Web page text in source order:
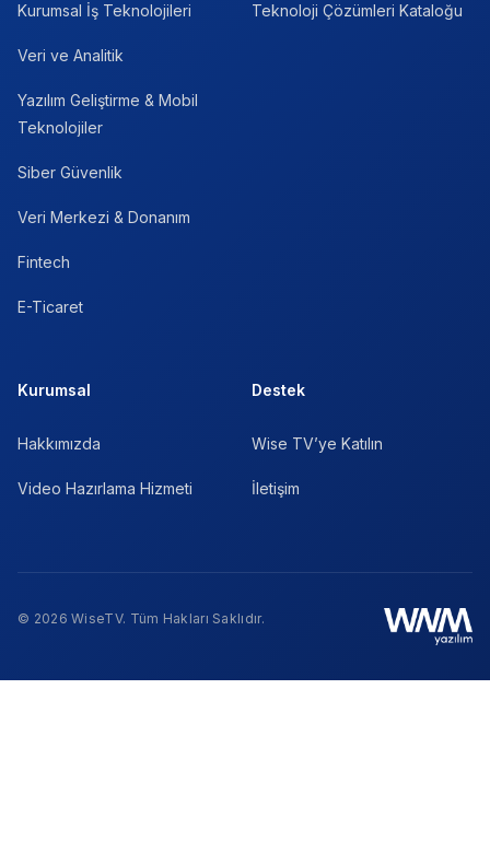
Kurumsal İş Teknolojileri
Veri ve Analitik
Yazılım Geliştirme & Mobil
Teknolojiler
Siber Güvenlik
Veri Merkezi & Donanım
Fintech
E-Ticaret
Teknoloji Çözümleri Kataloğu
Kurumsal
Hakkımızda
Video Hazırlama Hizmeti
Destek
Wise TV’ye Katılın
İletişim
© 2026 WiseTV. Tüm Hakları Saklıdır.